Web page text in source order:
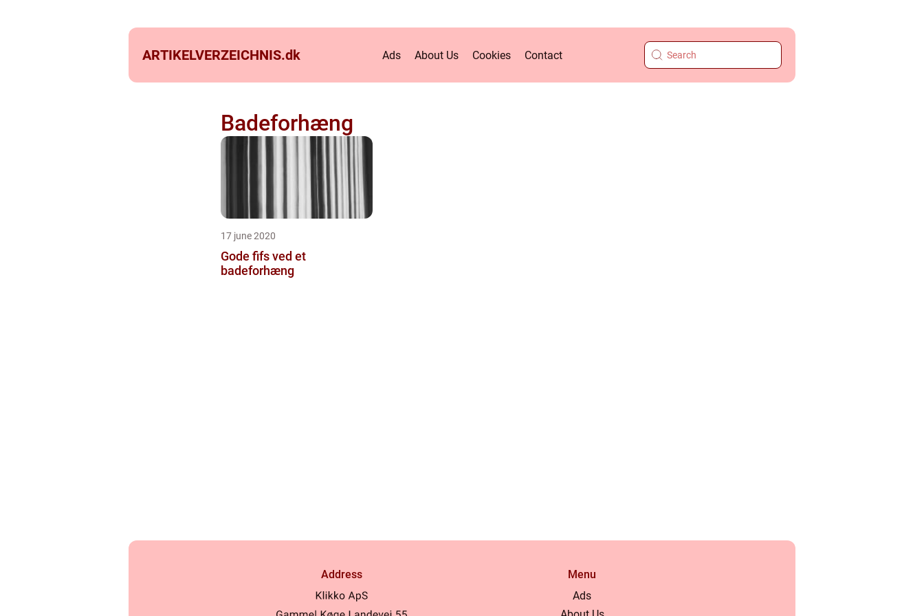
ARTIKELVERZEICHNIS.dk Ads About Us Cookies Contact
Badeforhæng
17 june 2020
Gode fifs ved et
badeforhæng
Address
Menu
Ads